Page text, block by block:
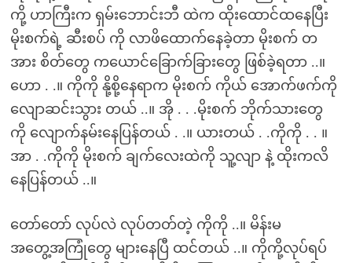
ကို့ ဟာကြီးက ရှမ်းဘောင်းဘီ ထဲက ထိုးထောင်ထနေပြီး
မိုးစက်ရဲ့ ဆီးစပ် ကို လာဖိထောက်နေခဲ့တာ မိုးစက် တ
အား စိတ်တွေ ကယောင်ခြောက်ခြားတွေ ဖြစ်ခဲ့ရတာ ..။
ဟော . .။ ကိုကို နို့စို့နေရာက မိုးစက် ကိုယ် အောက်ဖက်ကို
လျောဆင်းသွား တယ် ..။ အို . . .မိုးစက် ဘိုက်သားတွေ
ကို လျောက်နမ်းနေပြန်တယ် . .။ ယားတယ် . .ကိုကို . . ။
အာ . .ကိုကို မိုးစက် ချက်လေးထဲကို သူ့လျာ နဲ့ ထိုးကလိ
နေပြန်တယ် ..။
တော်တော် လုပ်လဲ လုပ်တတ်တဲ့ ကိုကို ..။ မိန်းမ
အတွေ့အကြုံတွေ များနေပြီ ထင်တယ် ..။ ကိုကို့လုပ်ရပ်